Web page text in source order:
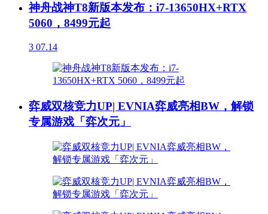
神舟战神T8新版本发布：i7-13650HX+RTX
5060，8499元起
3 07.14
弈威双核竞力UP| EVNIA弈威亮相BW，解锁
专属游戏「弈次元」